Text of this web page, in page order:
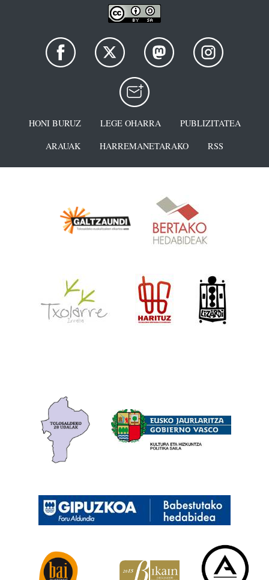
HONI BURUZ LEGE OHARRA
PUBLIZITATEA
ARAUAK
HARREMANETARAKO RSS